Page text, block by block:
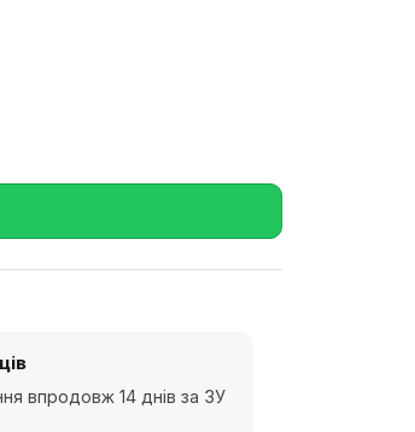
впродовж 14 днів за ЗУ